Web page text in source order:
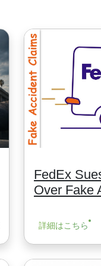
FedEx
Over Fake
詳細はこちら